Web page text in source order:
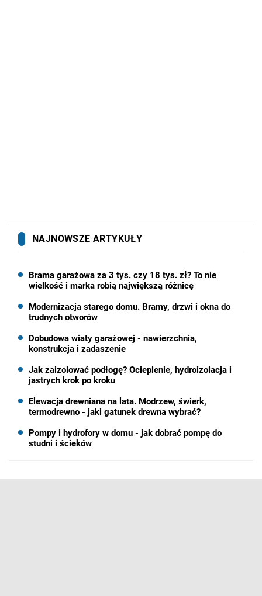
NAJNOWSZE ARTYKUŁY
Brama garażowa za 3 tys. czy 18 tys. zł? To nie
wielkość i marka robią największą różnicę
Modernizacja starego domu. Bramy, drzwi i okna do
trudnych otworów
Dobudowa wiaty garażowej - nawierzchnia,
konstrukcja i zadaszenie
Jak zaizolować podłogę? Ocieplenie, hydroizolacja i
jastrych krok po kroku
Elewacja drewniana na lata. Modrzew, świerk,
termodrewno - jaki gatunek drewna wybrać?
Pompy i hydrofory w domu - jak dobrać pompę do
studni i ścieków